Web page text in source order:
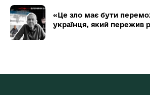
«Це зло має бути
українця, який пережив